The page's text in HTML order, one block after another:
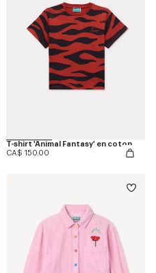
T-shirt 'Animal Fantasy' en coton
CA$ 150.00